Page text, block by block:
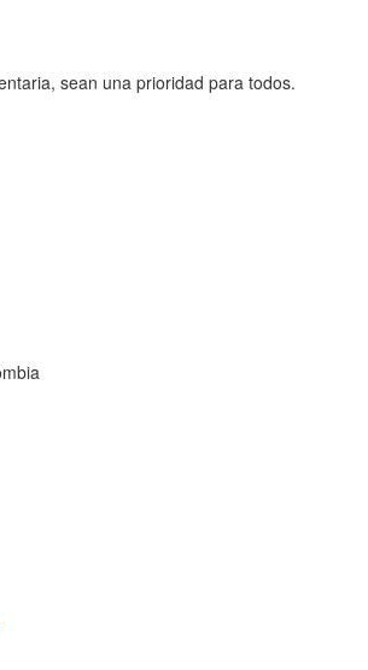
sean una prioridad para todos.